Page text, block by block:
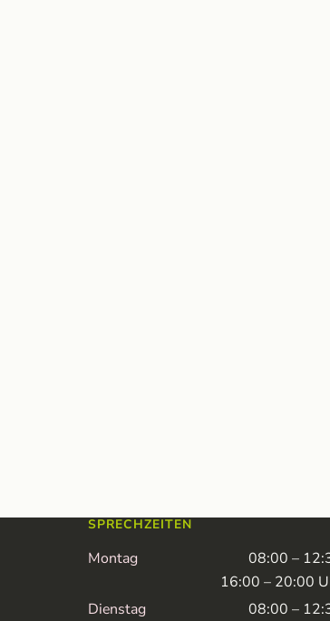
SPRECHZEITEN
Montag
08:00 –
16:00 – 20:00
Dienstag
08:00 –